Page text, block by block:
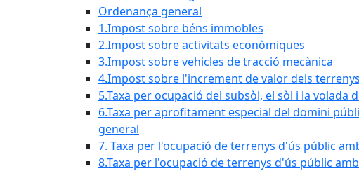
Ordenança general
1.Impost sobre béns immobles
2.Impost sobre activitats econòmiques
3.Impost sobre vehicles de tracció mecànica
4.Impost sobre l'increment de valor dels
5.Taxa per ocupació del subsòl, el sòl i la volada
6.Taxa per aprofitament especial del domini
general
7. Taxa per l'ocupació de terrenys d'ús públic
8.Taxa per l'ocupació de terrenys d'ús públic